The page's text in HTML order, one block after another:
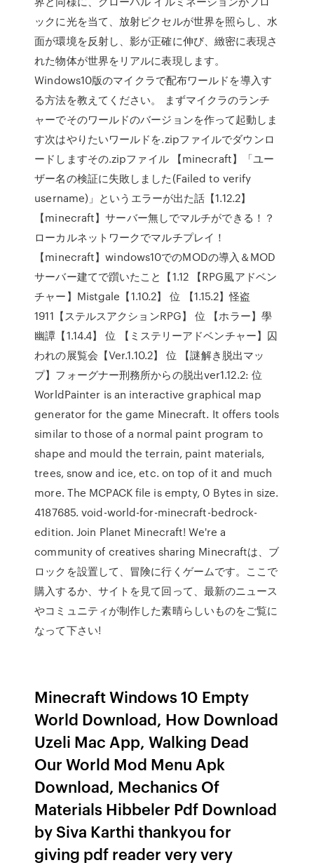
ックに光を当て、放射ピクセルが世界を照らし、水
面が環境を反射し、影が正確に伸び、緻密に表現さ
れた物体が世界をリアルに表現します。
Windows10版のマイクラで配布ワールドを導入す
る方法を教えてください。 まずマイクラのランチ
ャーでそのワールドのバージョンを作って起動しま
す次はやりたいワールドを.zipファイルでダウンロ
ードしますその.zipファイル 【minecraft】「ユー
ザー名の検証に失敗しました(Failed to verify
username)」というエラーが出た話【1.12.2】
【minecraft】サーバー無しでマルチができる！？
ローカルネットワークでマルチプレイ！
【minecraft】windows10でのMODの導入＆MOD
サーバー建てで躓いたこと【1.12 【RPG風アドベン
チャー】Mistgale【1.10.2】 位 【1.15.2】怪盗
1911【ステルスアクションRPG】 位 【ホラー】學
幽譚【1.14.4】 位 【ミステリーアドベンチャー】囚
われの展覧会【Ver.1.10.2】 位 【謎解き脱出マッ
プ】フォーグナー刑務所からの脱出ver1.12.2: 位
WorldPainter is an interactive graphical map
generator for the game Minecraft. It offers tools
similar to those of a normal paint program to
shape and mould the terrain, paint materials,
trees, snow and ice, etc. on top of it and much
more. The MCPACK file is empty, 0 Bytes in size.
4187685. void-world-for-minecraft-bedrock-
edition. Join Planet Minecraft! We're a
community of creatives sharing Minecraftは、ブ
ロックを設置して、冒険に行くゲームです。ここで
購入するか、サイトを見て回って、最新のニュース
やコミュニティが制作した素晴らしいものをご覧に
なって下さい!
Minecraft Windows 10 Empty
World Download, How Download
Uzeli Mac App, Walking Dead
Our World Mod Menu Apk
Download, Mechanics Of
Materials Hibbeler Pdf Download
by Siva Karthi thankyou for
giving pdf reader very very